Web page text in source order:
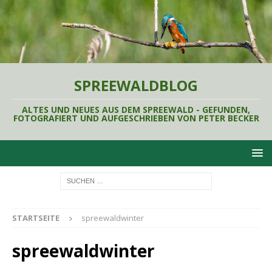
SPREEWALDBLOG
ALTES UND NEUES AUS DEM SPREEWALD - GEFUNDEN,
FOTOGRAFIERT UND AUFGESCHRIEBEN VON PETER BECKER
STARTSEITE spreewaldwinter
spreewaldwinter